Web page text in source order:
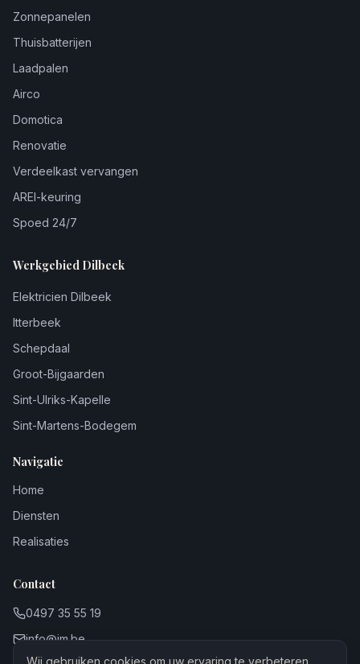
Zonnepanelen
Thuisbatterijen
Laadpalen
Airco
Domotica
Renovatie
Verdeelkast vervangen
AREI-keuring
Spoed 24/7
Werkgebied Dilbeek
Elektricien Dilbeek
Itterbeek
Schepdaal
Groot-Bijgaarden
Sint-Ulriks-Kapelle
Sint-Martens-Bodegem
Navigatie
Home
Diensten
Realisaties
Contact
0497 35 55 19
info@jm.be
Wij gebruiken cookies om uw ervaring te verbeteren.